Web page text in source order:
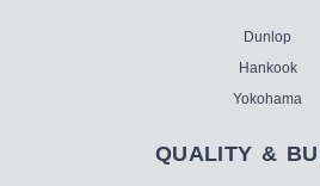
Dunlop
Hankook
Yokohama
QUALITY &